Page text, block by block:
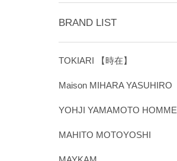
BRAND LIST
TOKIARI 【時在】
Maison MIHARA YASUHIRO
YOHJI YAMAMOTO HOMME
MAHITO MOTOYOSHI